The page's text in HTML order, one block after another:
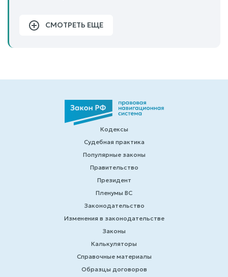
СМОТРЕТЬ ЕЩЕ
Кодексы
Судебная практика
Популярные законы
Правительство
Президент
Пленумы ВС
Законодательство
Изменения в законодательстве
Законы
Калькуляторы
Справочные материалы
Образцы договоров